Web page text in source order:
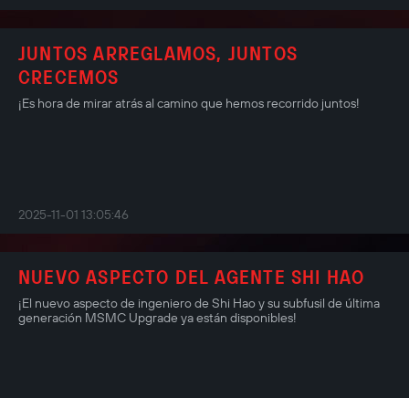
JUNTOS ARREGLAMOS, JUNTOS
CRECEMOS
¡Es hora de mirar atrás al camino que hemos recorrido juntos!
2025-11-01 13:05:46
NUEVO ASPECTO DEL AGENTE SHI HAO
¡El nuevo aspecto de ingeniero de Shi Hao y su subfusil de última
generación MSMC Upgrade ya están disponibles!